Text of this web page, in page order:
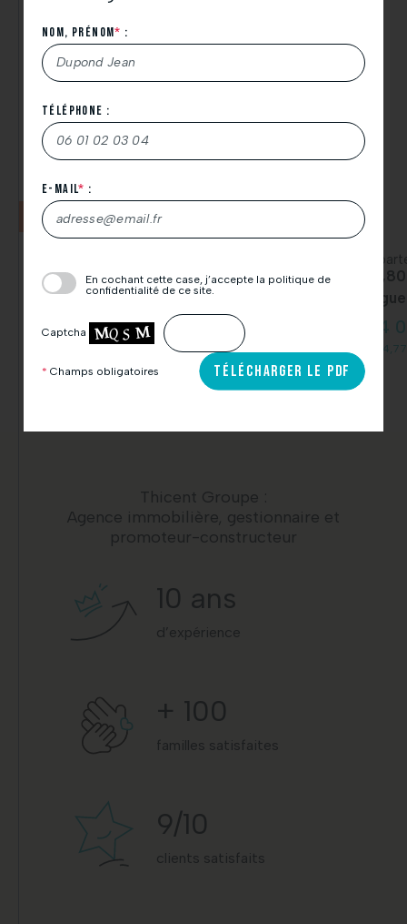
Constructible
Haguenau
99 000 €
474,07 € / mois *
T3
214
1
Thicent Groupe :
Agence immobilière, gestionnaire et
promoteur-constructeur
10 ans
d’expérience
+ 100
familles satisfaites
9/10
clients satisfaits
Nom, Prénom* :
Téléphone :
E-mail* :
laisser
champ
En cochant cette case, j’accepte la politique de
confidentialité de ce site.
Captcha
* Champs obligatoires TÉLÉCHARGER LE PDF
Nous vous remercions de votre demande de
téléchargement.
À très bientôt.
L’équipe Thicent Groupe.